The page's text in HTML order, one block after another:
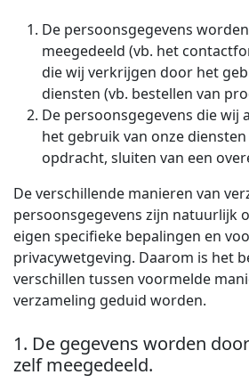
De persoonsgegevens
meegedeeld (vb. het
die wij verkrijgen door het
diensten (vb. bestellen van
De persoonsgegevens die wij
het gebruik van onze
opdracht, sluiten van een
De verschillende manieren van
persoonsgegevens zijn natuurlijk
eigen specifieke bepalingen en
privacywetgeving. Daarom is het
verschillen tussen voormelde
verzameling geduid worden.
1. De gegevens worden
zelf meegedeeld.